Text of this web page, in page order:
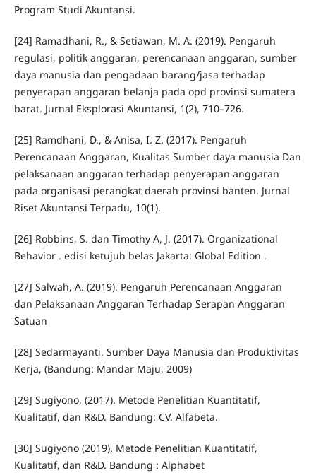
Program Studi Akuntansi.
[24] Ramadhani, R., & Setiawan, M. A. (2019). Pengaruh
regulasi, politik anggaran, perencanaan anggaran, sumber
daya manusia dan pengadaan barang/jasa terhadap
penyerapan anggaran belanja pada opd provinsi sumatera
barat. Jurnal Eksplorasi Akuntansi, 1(2), 710–726.
[25] Ramdhani, D., & Anisa, I. Z. (2017). Pengaruh
Perencanaan Anggaran, Kualitas Sumber daya manusia Dan
pelaksanaan anggaran terhadap penyerapan anggaran
pada organisasi perangkat daerah provinsi banten. Jurnal
Riset Akuntansi Terpadu, 10(1).
[26] Robbins, S. dan Timothy A, J. (2017). Organizational
Behavior . edisi ketujuh belas Jakarta: Global Edition .
[27] Salwah, A. (2019). Pengaruh Perencanaan Anggaran
dan Pelaksanaan Anggaran Terhadap Serapan Anggaran
Satuan
[28] Sedarmayanti. Sumber Daya Manusia dan Produktivitas
Kerja, (Bandung: Mandar Maju, 2009)
[29] Sugiyono, (2017). Metode Penelitian Kuantitatif,
Kualitatif, dan R&D. Bandung: CV. Alfabeta.
[30] Sugiyono (2019). Metode Penelitian Kuantitatif,
Kualitatif, dan R&D. Bandung : Alphabet